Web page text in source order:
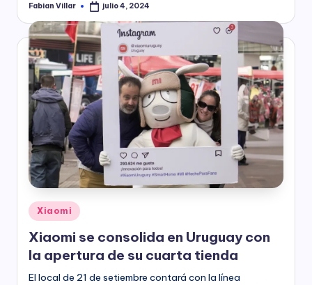
Publicado
Fabian Villar julio 4, 2024
Publicado
en
Xiaomi
Xiaomi se consolida en Uruguay con
la apertura de su cuarta tienda
El local de 21 de setiembre contará con la línea